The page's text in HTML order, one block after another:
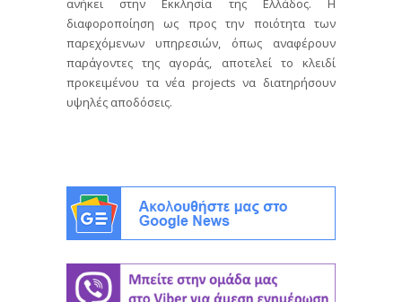
ανήκει στην Εκκλησία της Ελλάδος. Η
διαφοροποίηση ως προς την ποιότητα των
παρεχόμενων υπηρεσιών, όπως αναφέρουν
παράγοντες της αγοράς, αποτελεί το κλειδί
προκειμένου τα νέα projects να διατηρήσουν
υψηλές αποδόσεις.